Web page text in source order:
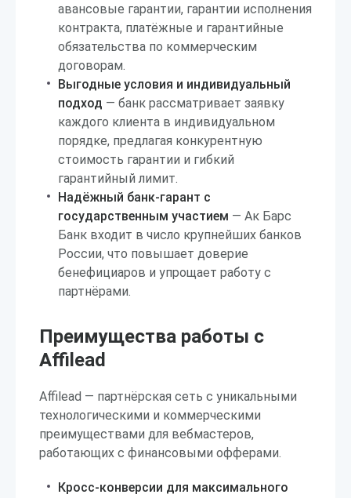
авансовые гарантии, гарантии исполнения
контракта, платёжные и гарантийные
обязательства по коммерческим
договорам.
Выгодные условия и индивидуальный
подход — банк рассматривает заявку
каждого клиента в индивидуальном
порядке, предлагая конкурентную
стоимость гарантии и гибкий
гарантийный лимит.
Надёжный банк-гарант с
государственным участием — Ак Барс
Банк входит в число крупнейших банков
России, что повышает доверие
бенефициаров и упрощает работу с
партнёрами.
Преимущества работы с
Affilead
Affilead — партнёрская сеть с уникальными
технологическими и коммерческими
преимуществами для вебмастеров,
работающих с финансовыми офферами.
Кросс-конверсии для максимального